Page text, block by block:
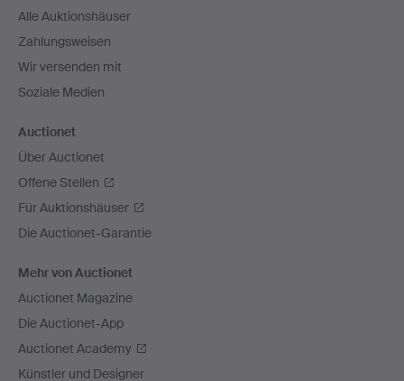
Alle Auktionshäuser
Zahlungsweisen
Wir versenden mit
Soziale Medien
Auctionet
Über Auctionet
Offene Stellen
Für Auktionshäuser
Die Auctionet-Garantie
Mehr von Auctionet
Auctionet Magazine
Die Auctionet-App
Auctionet Academy
Künstler und Designer